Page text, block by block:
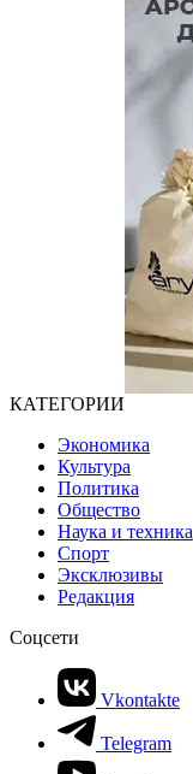
КАТЕГОРИИ
Экономика
Культура
Политика
Общество
Наука и техника
Спорт
Эксклюзивы
Редакция
Соцсети
Vkontakte
Telegram